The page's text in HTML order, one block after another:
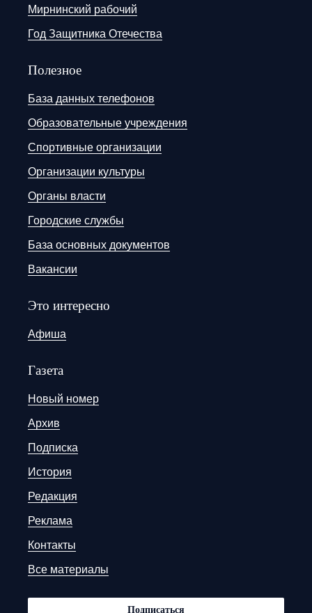
Мирнинский рабочий
Год Защитника Отечества
Полезное
База данных телефонов
Образовательные учреждения
Спортивные организации
Организации культуры
Органы власти
Городские службы
База основных документов
Вакансии
Это интересно
Афиша
Газета
Новый номер
Архив
Подписка
История
Редакция
Реклама
Контакты
Все материалы
Подписаться